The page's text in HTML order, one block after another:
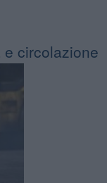
circolazione